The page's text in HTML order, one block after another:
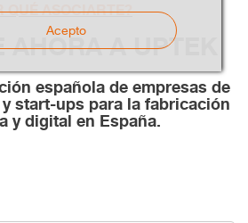
Acepto
QUÉ ASOCIARTE?
AHORA A UPTEK
española de empresas de
start-ups para la fabricación
y digital en España.